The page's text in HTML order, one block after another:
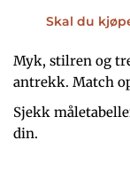
Myk, stilren og
antrekk. Match
Sjekk
din.
V
A
R
:
K
R
Skal du